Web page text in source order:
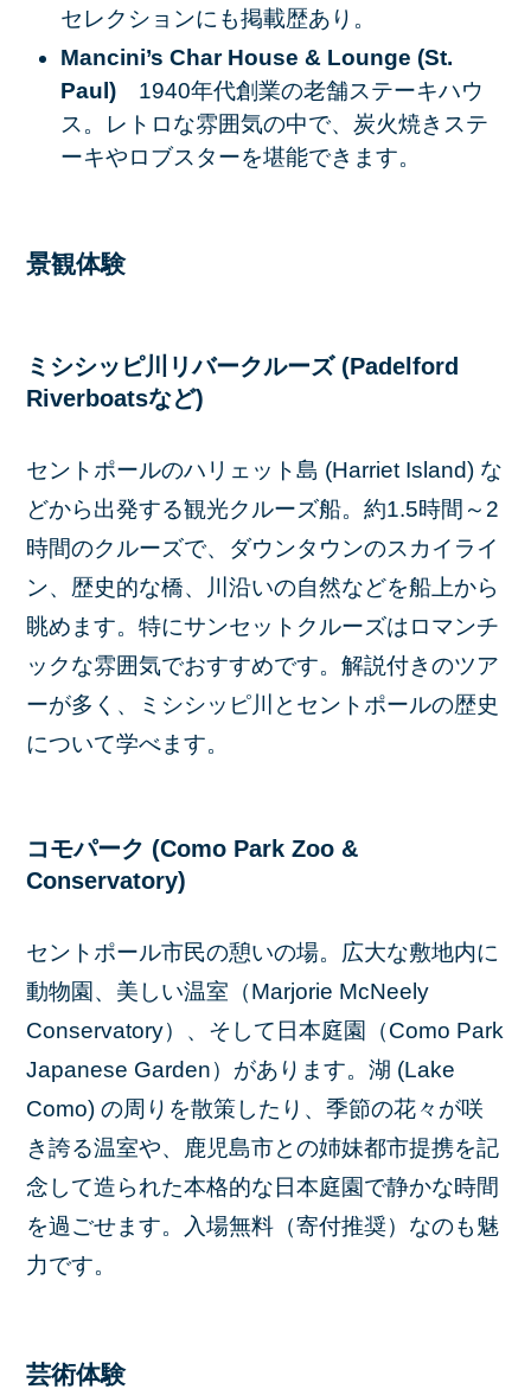
セレクションにも掲載歴あり。
Mancini’s Char House & Lounge (St.
Paul) 1940年代創業の老舗ステーキハウ
ス。レトロな雰囲気の中で、炭火焼きステ
ーキやロブスターを堪能できます。
景観体験
ミシシッピ川リバークルーズ (Padelford
Riverboatsなど)
セントポールのハリェット島 (Harriet Island) な
どから出発する観光クルーズ船。約1.5時間～2
時間のクルーズで、ダウンタウンのスカイライ
ン、歴史的な橋、川沿いの自然などを船上から
眺めます。特にサンセットクルーズはロマンチ
ックな雰囲気でおすすめです。解説付きのツア
ーが多く、ミシシッピ川とセントポールの歴史
について学べます。
コモパーク (Como Park Zoo &
Conservatory)
セントポール市民の憩いの場。広大な敷地内に
動物園、美しい温室（Marjorie McNeely
Conservatory）、そして日本庭園（Como Park
Japanese Garden）があります。湖 (Lake
Como) の周りを散策したり、季節の花々が咲
き誇る温室や、鹿児島市との姉妹都市提携を記
念して造られた本格的な日本庭園で静かな時間
を過ごせます。入場無料（寄付推奨）なのも魅
力です。
芸術体験